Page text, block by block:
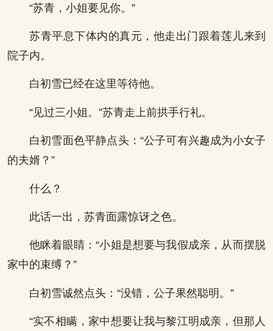
“苏青，小姐要见你。”
苏青平息下体内的真元，他走出门跟着莲儿来到
院子内。
白初雪已经在这里等待他。
“见过三小姐。”苏青走上前拱手行礼。
白初雪面色平静点头：“公子可有兴趣成为小女子
的夫婿？”
什么？
此话一出，苏青面露惊讶之色。
他眯着眼睛：“小姐是想要与我假成亲，从而摆脱
家中的束缚？”
白初雪诚然点头：“没错，公子果然聪明。”
“实不相瞒，家中想要让我与黎江明成亲，但那人